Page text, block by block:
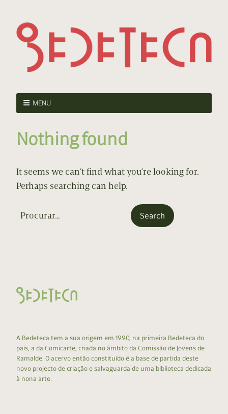
MENU
Nothing found
It seems we can’t find what you’re looking for.
Perhaps searching can help.
A Bedeteca tem a sua origem em 1990, na primeira Bedeteca do
país, a da Comicarte, criada no âmbito da Comissão de Jovens de
Ramalde. O acervo então constituído é a base de partida deste
novo projecto de criação e salvaguarda de uma biblioteca dedicada
à nona arte.